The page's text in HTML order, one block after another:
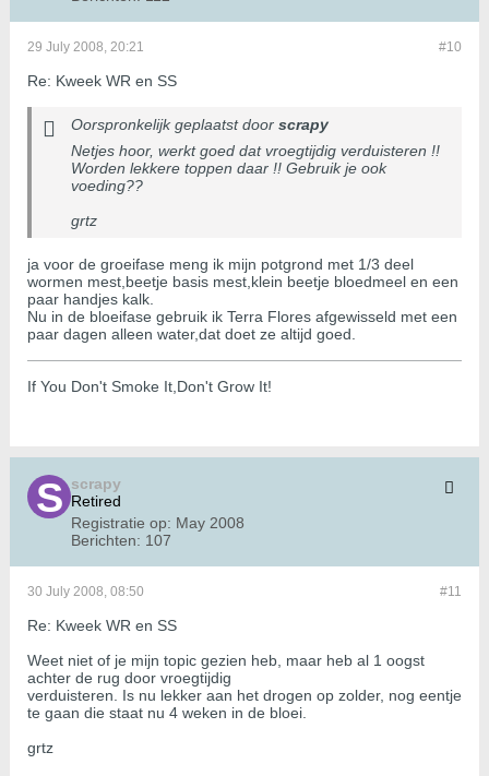
#10
29 July 2008, 20:21
Re: Kweek WR en SS
Oorspronkelijk geplaatst door scrapy
Netjes hoor, werkt goed dat vroegtijdig verduisteren !!
Worden lekkere toppen daar !! Gebruik je ook
voeding??
grtz
ja voor de groeifase meng ik mijn potgrond met 1/3 deel
wormen mest,beetje basis mest,klein beetje bloedmeel en een
paar handjes kalk.
Nu in de bloeifase gebruik ik Terra Flores afgewisseld met een
paar dagen alleen water,dat doet ze altijd goed.
If You Don't Smoke It,Don't Grow It!
scrapy
Retired
Registratie op: May 2008
Berichten: 107
#11
30 July 2008, 08:50
Re: Kweek WR en SS
Weet niet of je mijn topic gezien heb, maar heb al 1 oogst
achter de rug door vroegtijdig
verduisteren. Is nu lekker aan het drogen op zolder, nog eentje
te gaan die staat nu 4 weken in de bloei.
grtz